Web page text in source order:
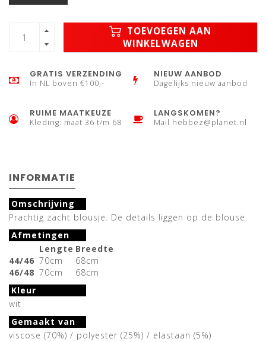
TOEVOEGEN AAN
WINKELWAGEN
GRATIS VERZENDING
In NL boven €100,-
NIEUW AANBOD
Dagelijks nieuw aanbod
RUIME MAATKEUZE
Kleding: maat 36 t/m 68
LANGSKOMEN?
Mail hebbez@planet.nl
INFORMATIE
Omschrijving
Prachtig zacht blousje. De details liggen op de blouse.
Afmetingen
Lengte Breedte
44/46 70cm
68cm
46/48 70cm
68cm
Kleur
wit
Gemaakt van
viscose (70%) / polyester (25%) / elastaan (5%)